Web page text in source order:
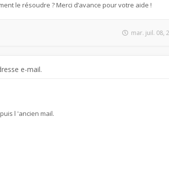
le résoudre ? Merci d’avance pour votre aide !
mar. juil. 08,
e-mail.
l 'ancien mail.